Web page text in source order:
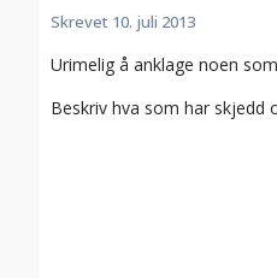
Skrevet 10. juli 2013
Urimelig å anklage noen
Beskriv hva som har skjedd